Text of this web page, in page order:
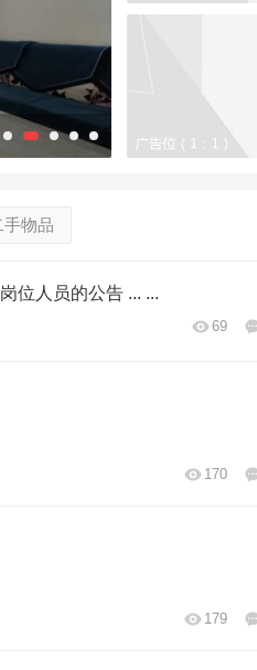
手物品
位人员的公告 ... ...
69
170
179